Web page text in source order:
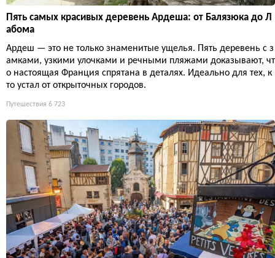
Пять самых красивых деревень Ардеша: от Балязюка до Л
абома
Ардеш — это не только знаменитые ущелья. Пять деревень с з
амками, узкими улочками и речными пляжами доказывают, чт
о настоящая Франция спрятана в деталях. Идеально для тех, к
то устал от открыточных городов.
Путешествия 6 723